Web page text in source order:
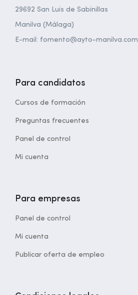
29692 San Luis de Sabinillas
Manilva (Málaga)
E-mail: fomento@ayto-manilva.com
Para candidatos
Cursos de formación
Preguntas frecuentes
Panel de control
Mi cuenta
Para empresas
Panel de control
Mi cuenta
Publicar oferta de empleo